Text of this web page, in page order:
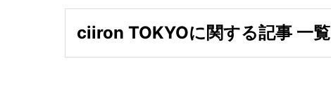
ciiron TOKYOに関する記事 一覧